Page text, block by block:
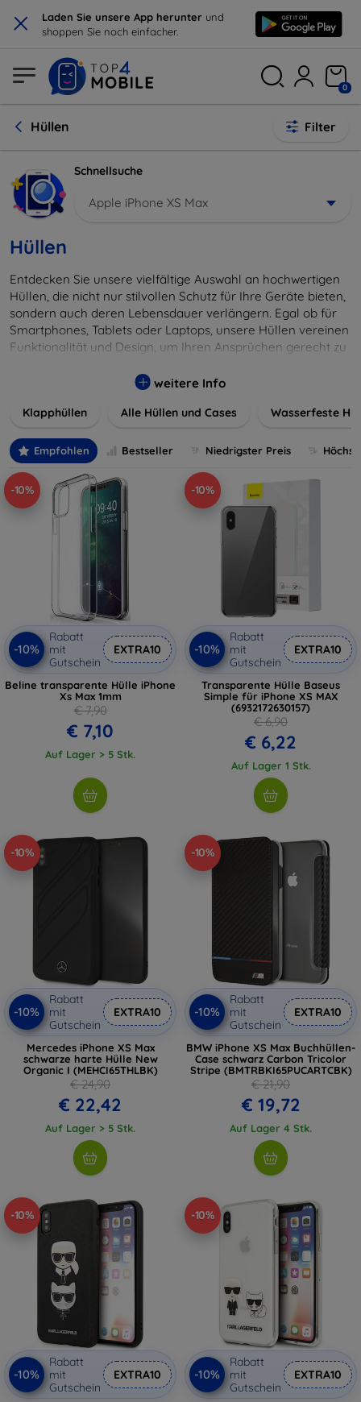
× Laden Sie unsere App herunter und
shoppen Sie noch einfacher.
0
Hüllen Filter
Schnellsuche
Apple iPhone XS Max
Hüllen
Entdecken Sie unsere vielfältige Auswahl an hochwertigen
Hüllen, die nicht nur stilvollen Schutz für Ihre Geräte bieten,
sondern auch deren Lebensdauer verlängern. Egal ob für
Smartphones, Tablets oder Laptops, unsere Hüllen vereinen
Funktionalität und Design, um Ihren Ansprüchen gerecht zu
Farben, um Ihren persönlichen Stil perfekt zu
weitere Info
Klapphüllen Alle Hüllen und Cases Wasserfeste
Empfohlen Bestseller Niedrigster Preis
-10%
-10%
Rabatt
mit
Gutschein
EXTRA10
Beline transparente Hülle iPhone
Xs Max 1mm
€ 7,90
€ 7,10
Auf Lager > 5 Stk.
-10%
-10%
Rabatt
mit
Gutschein
EXTRA10
Transparente Hülle Baseus
Simple für iPhone XS MAX
(6932172630157)
€ 6,90
€ 6,22
Auf Lager 1 Stk.
-10%
-10%
Rabatt
mit
Gutschein
EXTRA10
Mercedes iPhone XS Max
schwarze harte Hülle New
Organic I (MEHCI65THLBK)
€ 24,90
€ 22,42
Auf Lager > 5 Stk.
-10%
-10%
Rabatt
mit
Gutschein
EXTRA10
BMW iPhone XS Max Buchhüllen-
Case schwarz Carbon Tricolor
Stripe (BMTRBKI65PUCARTCBK)
€ 21,90
€ 19,72
Auf Lager 4 Stk.
-10%
-10%
Rabatt
mit
Gutschein
EXTRA10
-10%
-10%
Rabatt
mit
Gutschein
EXTRA10